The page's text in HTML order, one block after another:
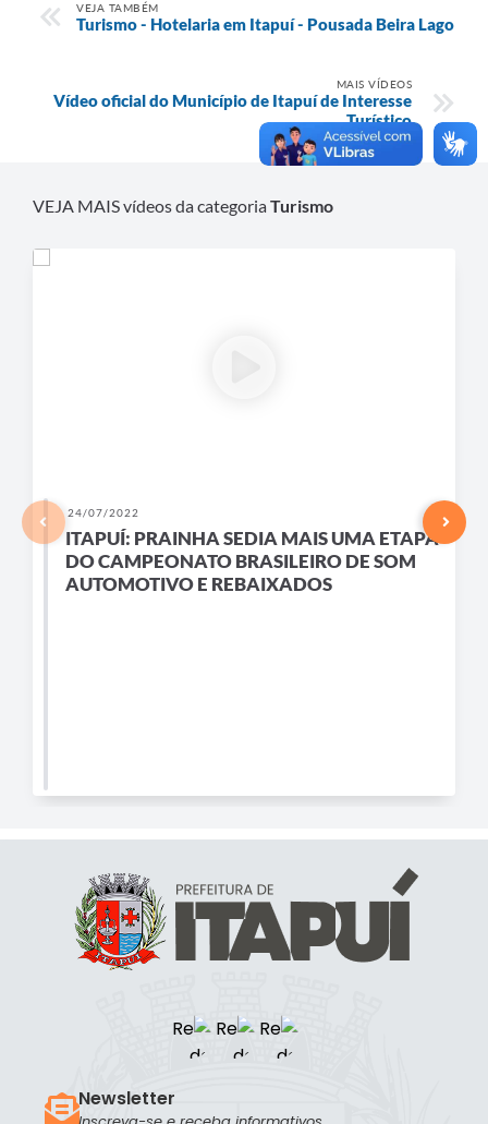
VEJA TAMBÉM
Turismo - Hotelaria em Itapuí - Pousada Beira Lago
MAIS VÍDEOS
Vídeo oficial do Município de Itapuí de Interesse
Turístico
VEJA MAIS vídeos da categoriaTurismo
24/07/2022
ITAPUÍ: PRAINHA SEDIA MAIS UMA ETAPA
DO CAMPEONATO BRASILEIRO DE SOM
AUTOMOTIVO E REBAIXADOS
Newsletter